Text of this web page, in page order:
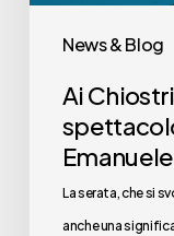
News & Blog
Ferrari
Ai
La serata, che si
anche una